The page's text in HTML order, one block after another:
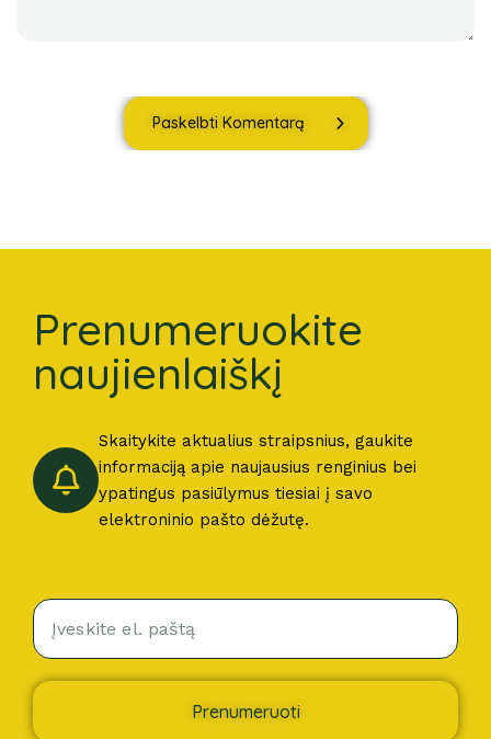
Paskelbti Komentarą
Prenumeruokite
naujienlaiškį
Skaitykite aktualius straipsnius, gaukite
informaciją apie naujausius renginius bei
ypatingus pasiūlymus tiesiai į savo
elektroninio pašto dėžutę.
Prenumeruoti